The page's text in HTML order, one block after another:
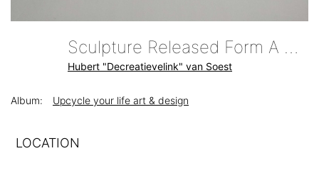
Sculpture Released Form A Circle Bicycle Art Primoz Roglic Telemark Decreatievelink
Hubert "Decreatievelink" van Soest
Album: Upcycle your life art & design
LOCATION